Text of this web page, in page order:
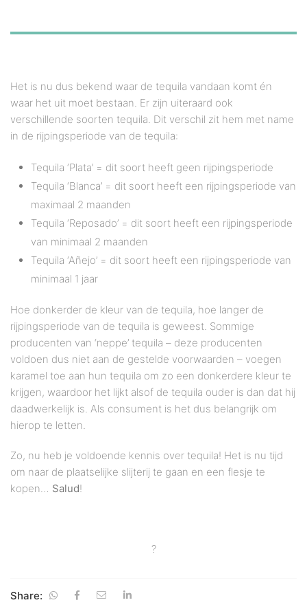
Het is nu dus bekend waar de tequila vandaan komt én
waar het uit moet bestaan. Er zijn uiteraard ook
verschillende soorten tequila. Dit verschil zit hem met name
in de rijpingsperiode van de tequila:
Tequila ‘Plata’ = dit soort heeft geen rijpingsperiode
Tequila ‘Blanca’ = dit soort heeft een rijpingsperiode van
maximaal 2 maanden
Tequila ‘Reposado’ = dit soort heeft een rijpingsperiode
van minimaal 2 maanden
Tequila ‘Añejo’ = dit soort heeft een rijpingsperiode van
minimaal 1 jaar
Hoe donkerder de kleur van de tequila, hoe langer de
rijpingsperiode van de tequila is geweest. Sommige
producenten van ‘neppe’ tequila – deze producenten
voldoen dus niet aan de gestelde voorwaarden – voegen
karamel toe aan hun tequila om zo een donkerdere kleur te
krijgen, waardoor het lijkt alsof de tequila ouder is dan dat hij
daadwerkelijk is. Als consument is het dus belangrijk om
hierop te letten.
Zo, nu heb je voldoende kennis over tequila! Het is nu tijd
om naar de plaatselijke slijterij te gaan en een flesje te
kopen… Salud!
?
Share: